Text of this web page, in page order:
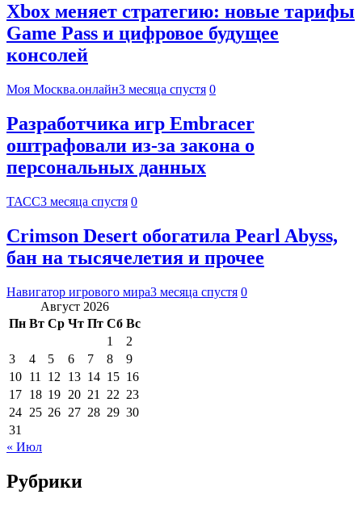
Xbox меняет стратегию: новые тарифы
Game Pass и цифровое будущее
консолей
Моя Москва.онлайн3 месяца спустя 0
Разработчика игр Embracer
оштрафовали из-за закона о
персональных данных
ТАСС3 месяца спустя 0
Crimson Desert обогатила Pearl Abyss,
бан на тысячелетия и прочее
Навигатор игрового мира3 месяца спустя 0
Август 2026
Пн Вт Ср Чт Пт Сб Вс
1
2
3
4 5 6 7 8
9
10 11 12 13 14 15 16
17 18 19 20 21 22 23
24 25 26 27 28 29 30
31
« Июл
Рубрики